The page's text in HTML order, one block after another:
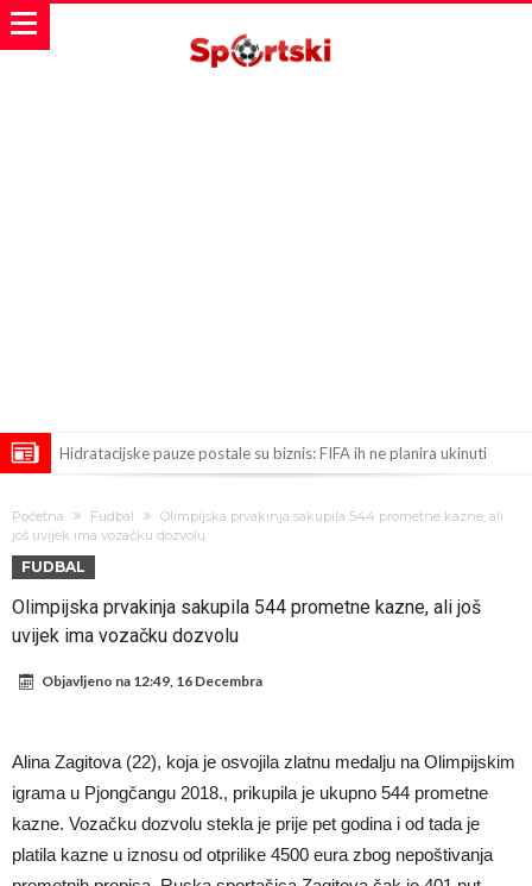
Hidratacijske pauze postale su biznis: FIFA ih ne planira ukinuti
Atletika?!
Ovo se Novaku nikad nije dešavalo: Sinner i Alcaraz odustaju, a
Zverev se odmah “raspao”
Infantino imao ljubavnicu: Isplivale skandalozne informacije, dobila je
novac od UEFA
Mourinho uvodi strogu disciplinu u Real Madrid. Ovo su tri nova
Mudrik se vratio na teren nakon više od 600 dana. Odmah ide na
posudbu?
Real Madrid odlučio: Endrick ide u Premier ligu!
Početna Fudbal
Olimpijska prvakinja sakupila 544 prometne kazne, ali
još uvijek ima vozačku dozvolu
FUDBAL
Olimpijska prvakinja sakupila 544 prometne kazne, ali još
uvijek ima vozačku dozvolu
Objavljeno na 12:49, 16 Decembra
Alina Zagitova (22), koja je osvojila zlatnu medalju na Olimpijskim
igrama u Pjongčangu 2018., prikupila je ukupno 544 prometne
kazne. Vozačku dozvolu stekla je prije pet godina i od tada je
platila kazne u iznosu od otprilike 4500 eura zbog nepoštivanja